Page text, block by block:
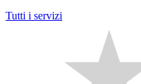
Tutti i servizi